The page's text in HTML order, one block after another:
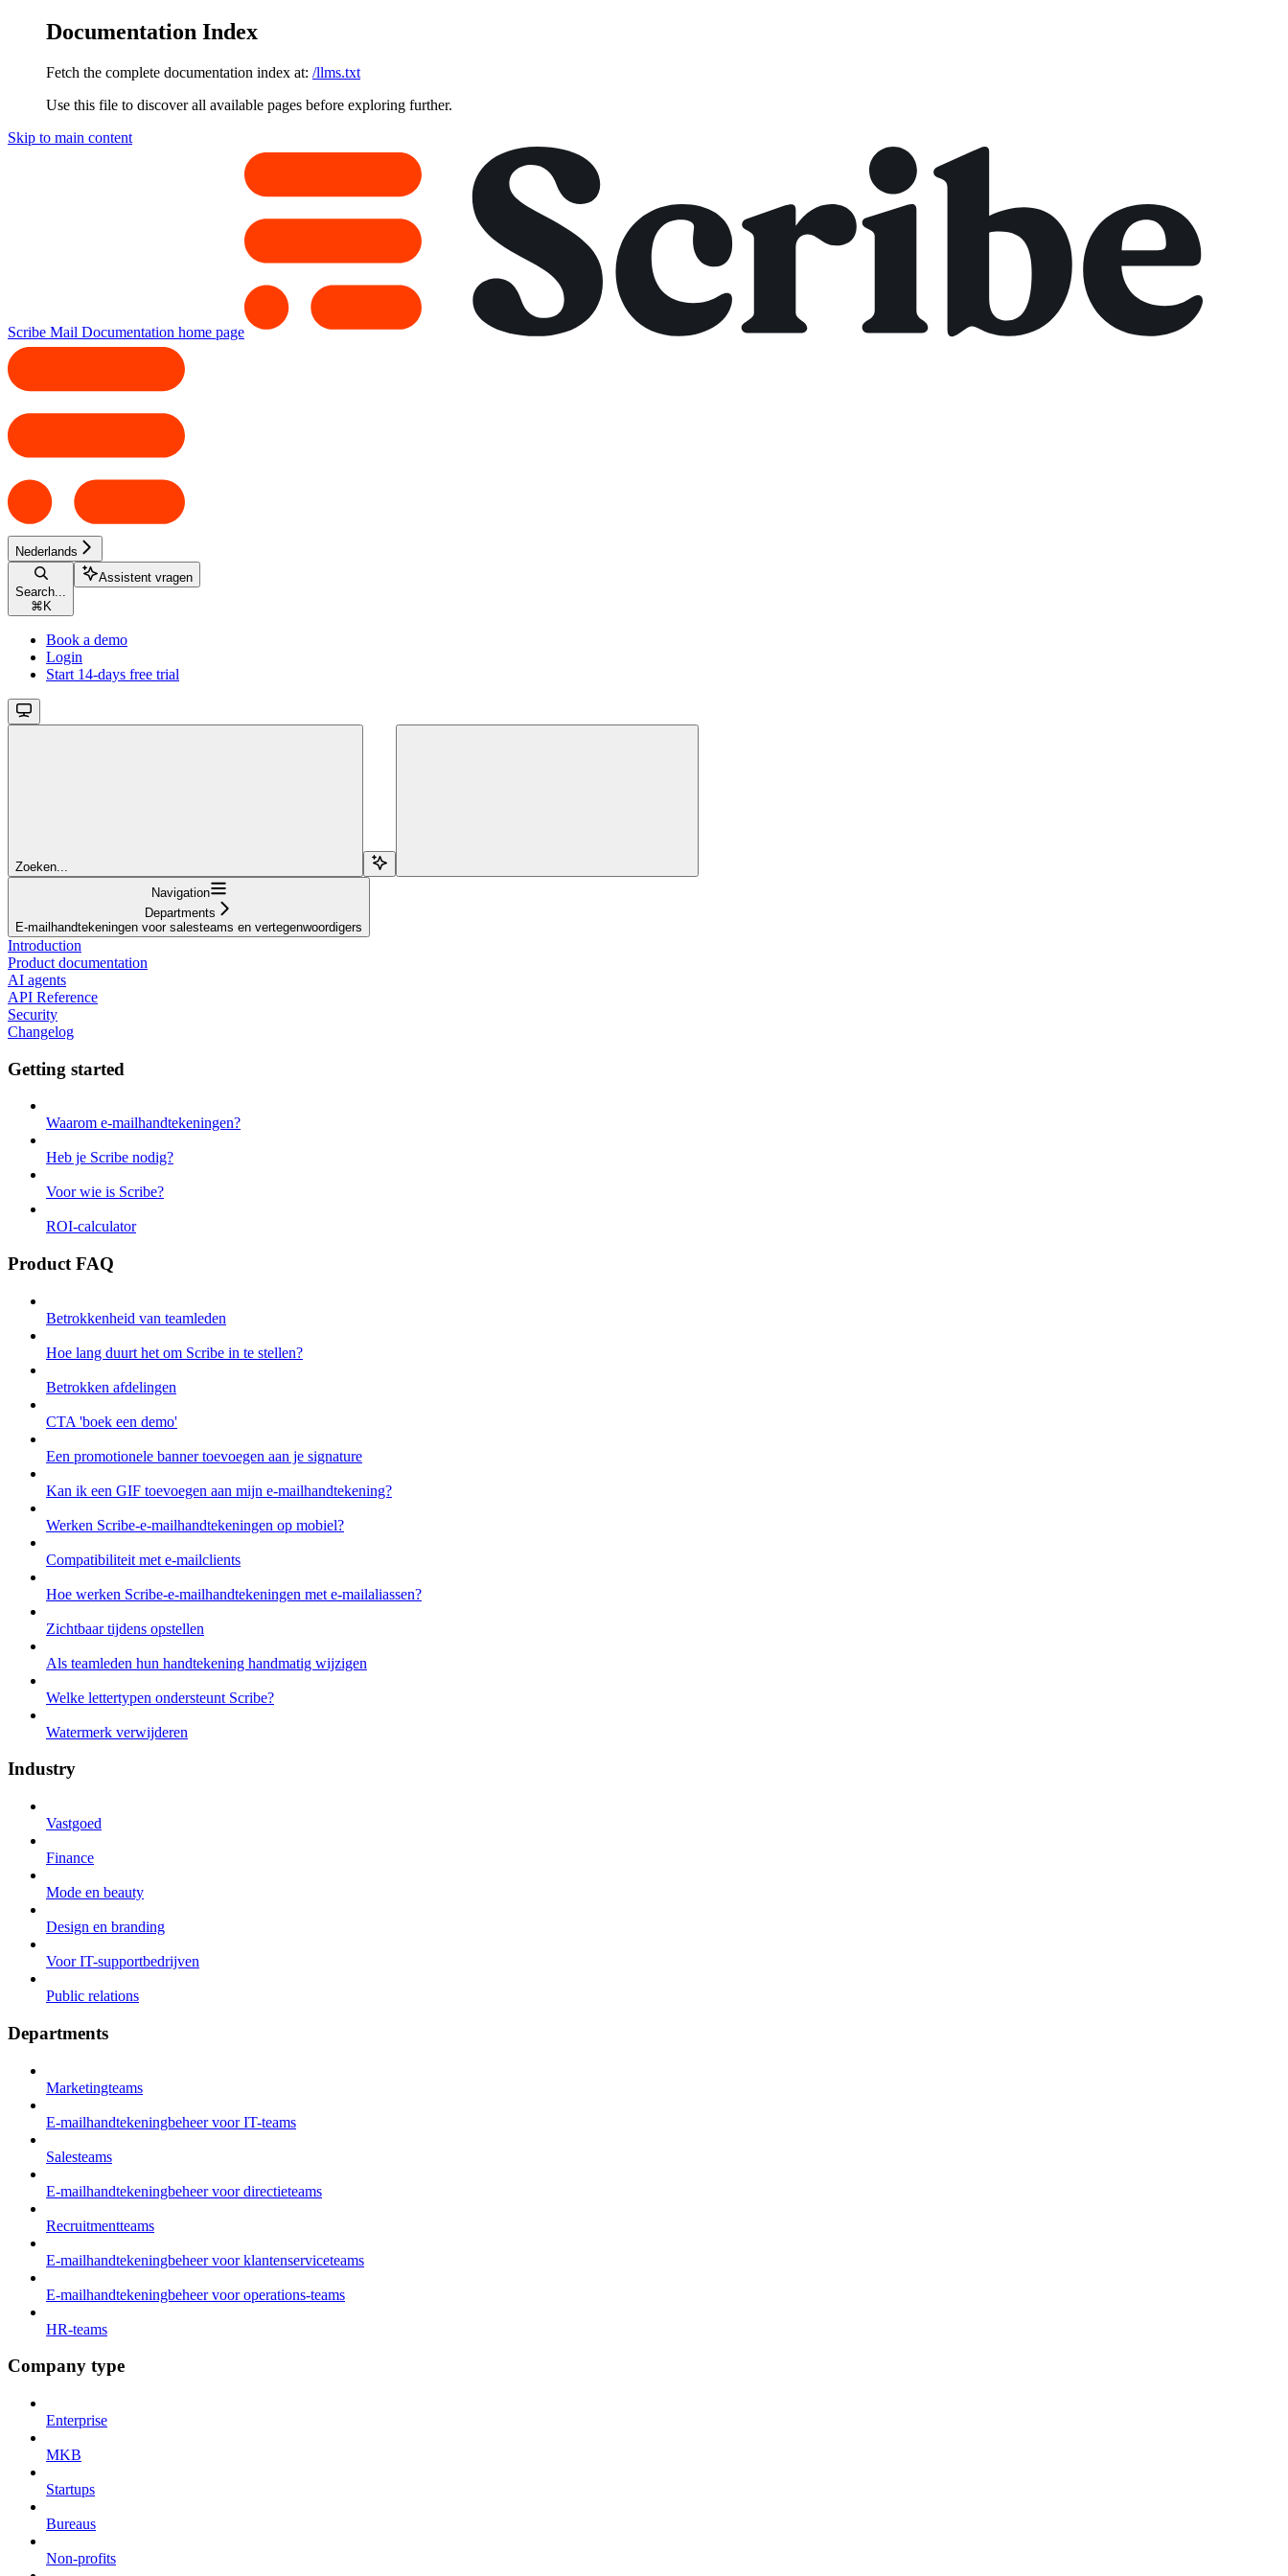
Documentation Index
Fetch the complete documentation index at: /llms.txt
Use this file to discover all available pages before exploring further.
Skip to main content
Scribe Mail Documentation home page
Nederlands
Search...
⌘ K
Assistent vragen
Book a demo
Login
Start 14-days free trial
Zoeken...
Navigation
Departments
E-mailhandtekeningen voor salesteams en vertegenwoordigers
Introduction
Product documentation
AI agents
API Reference
Security
Changelog
Getting started
Waarom e-mailhandtekeningen?
Heb je Scribe nodig?
Voor wie is Scribe?
ROI-calculator
Product FAQ
Betrokkenheid van teamleden
Hoe lang duurt het om Scribe in te stellen?
Betrokken afdelingen
CTA 'boek een demo'
Een promotionele banner toevoegen aan je signature
Kan ik een GIF toevoegen aan mijn e-mailhandtekening?
Werken Scribe-e-mailhandtekeningen op mobiel?
Compatibiliteit met e-mailclients
Hoe werken Scribe-e-mailhandtekeningen met e-mailaliassen?
Zichtbaar tijdens opstellen
Als teamleden hun handtekening handmatig wijzigen
Welke lettertypen ondersteunt Scribe?
Watermerk verwijderen
Industry
Vastgoed
Finance
Mode en beauty
Design en branding
Voor IT-supportbedrijven
Public relations
Departments
Marketingteams
E-mailhandtekeningbeheer voor IT-teams
Salesteams
E-mailhandtekeningbeheer voor directieteams
Recruitmentteams
E-mailhandtekeningbeheer voor klantenserviceteams
E-mailhandtekeningbeheer voor operations-teams
HR-teams
Company type
Enterprise
MKB
Startups
Bureaus
Non-profits